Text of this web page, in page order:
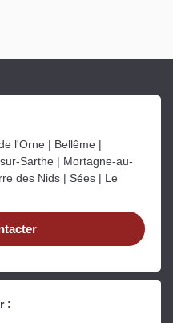
l'Orne | Bellême |
Sarthe | Mortagne-au-
des Nids | Sées | Le
: